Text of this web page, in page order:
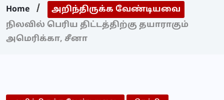
Home
அறிந்திருக்க வேண்டியவை
நிலவில் பெரிய திட்டத்திற்கு தயாராகும்
அமெரிக்கா, சீனா